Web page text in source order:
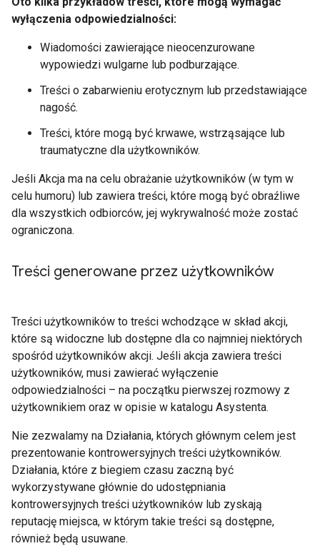
wyłączenia odpowiedzialności:
Wiadomości zawierające nieocenzurowane
wypowiedzi wulgarne lub podburzające.
Treści o zabarwieniu erotycznym lub przedstawiające
nagość.
Treści, które mogą być krwawe, wstrząsające lub
traumatyczne dla użytkowników.
Jeśli Akcja ma na celu obrażanie użytkowników (w tym w
celu humoru) lub zawiera treści, które mogą być obraźliwe
dla wszystkich odbiorców, jej wykrywalność może zostać
ograniczona.
Treści generowane przez użytkowników
Treści użytkowników to treści wchodzące w skład akcji,
które są widoczne lub dostępne dla co najmniej niektórych
spośród użytkowników akcji. Jeśli akcja zawiera treści
użytkowników, musi zawierać wyłączenie
odpowiedzialności – na początku pierwszej rozmowy z
użytkownikiem oraz w opisie w katalogu Asystenta.
Nie zezwalamy na Działania, których głównym celem jest
prezentowanie kontrowersyjnych treści użytkowników.
Działania, które z biegiem czasu zaczną być
wykorzystywane głównie do udostępniania
kontrowersyjnych treści użytkowników lub zyskają
reputację miejsca, w którym takie treści są dostępne,
również będą usuwane.